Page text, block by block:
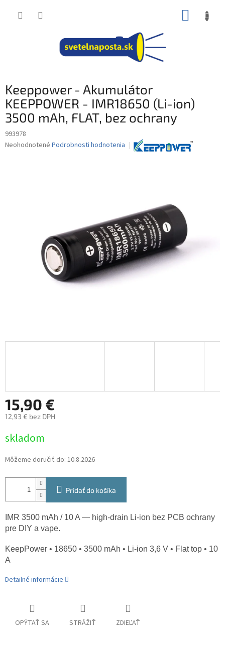
Keeppower - Akumulátor
KEEPPOWER - IMR18650 (Li-ion)
3500 mAh, FLAT, bez ochrany
993978
Priemerné
Neohodnotené Podrobnosti hodnotenia
15,90 €
12,93 € bez DPH
cena:
skladom
Môžeme doručiť do: 10.8.2026
Pridať do košíka
IMR 3500 mAh / 10 A — high-drain Li-ion bez PCB ochrany
pre DIY a vape.
KeepPower • 18650 • 3500 mAh • Li-ion 3,6 V • Flat top • 10
A
Detailné informácie
OPÝTAŤ SA STRÁŽIŤ ZDIEĽAŤ